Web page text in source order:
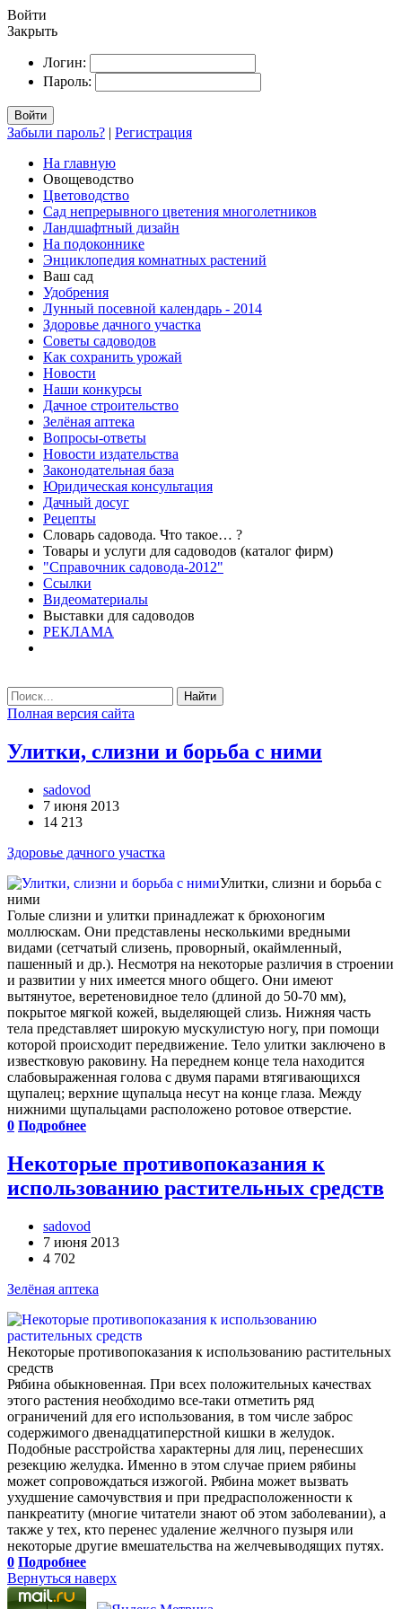
Войти
Закрыть
Логин:
Пароль:
Войти
Забыли пароль? | Регистрация
На главную
Овощеводство
Цветоводство
Сад непрерывного цветения многолетников
Ландшафтный дизайн
На подоконнике
Энциклопедия комнатных растений
Ваш сад
Удобрения
Лунный посевной календарь - 2014
Здоровье дачного участка
Советы садоводов
Как сохранить урожай
Новости
Наши конкурсы
Дачное строительство
Зелёная аптека
Вопросы-ответы
Новости издательства
Законодательная база
Юридическая консультация
Дачный досуг
Рецепты
Словарь садовода. Что такое… ?
Товары и услуги для садоводов (каталог фирм)
"Справочник садовода-2012"
Ссылки
Видеоматериалы
Выставки для садоводов
РЕКЛАМА
Найти
Полная версия сайта
Улитки, слизни и борьба с ними
sadovod
7 июня 2013
14 213
Здоровье дачного участка
Улитки, слизни и борьба с
ними
Голые слизни и улитки принадлежат к брюхоногим
моллюскам. Они представлены несколькими вредными
видами (сетчатый слизень, проворный, окаймленный,
пашенный и др.). Несмотря на некоторые различия в строении
и развитии у них имеется много общего. Они имеют
вытянутое, веретеновидное тело (длиной до 50-70 мм),
покрытое мягкой кожей, выделяющей слизь. Нижняя часть
тела представляет широкую мускулистую ногу, при помощи
которой происходит передвижение. Тело улитки заключено в
известковую раковину. На переднем конце тела находится
слабовыраженная голова с двумя парами втягивающихся
щупалец; верхние щупальца несут на конце глаза. Между
нижними щупальцами расположено ротовое отверстие.
0 Подробнее
Некоторые противопоказания к
использованию растительных средств
sadovod
7 июня 2013
4 702
Зелёная аптека
Некоторые противопоказания к использованию растительных
средств
Рябина обыкновенная. При всех положительных качествах
этого растения необходимо все-таки отметить ряд
ограничений для его использования, в том числе заброс
содержимого двенадцатиперстной кишки в желудок.
Подобные расстройства характерны для лиц, перенесших
резекцию желудка. Именно в этом случае прием рябины
может сопровождаться изжогой. Рябина может вызвать
ухудшение самочувствия и при предрасположенности к
панкреатиту (многие читатели знают об этом заболевании), а
также у тех, кто перенес удаление желчного пузыря или
некоторые другие вмешательства на желчевыводящих путях.
0 Подробнее
Вернуться наверх